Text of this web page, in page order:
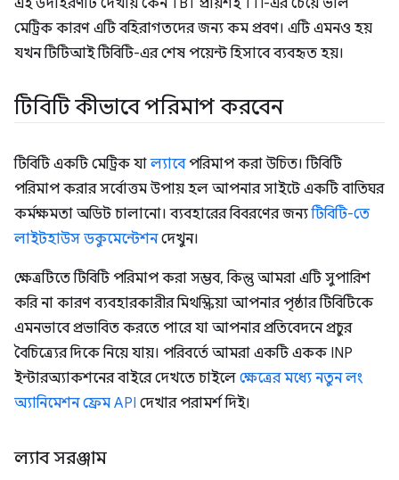
মেট্রিক কারণ এটি বহিরাগতদের জন্য কম প্রবণ। এটি এমনও হয়
যখন টিটিআই টিবিটি-এর শেষ পয়েন্ট হিসাবে ব্যবহৃত হয়।
টিবিটি কীভাবে পরিমাপ করবেন
টিবিটি একটি মেট্রিক যাল্যাবেপরিমাপ করা উচিত। টিবিটি
পরিমাপ করার সর্বোত্তম উপায় হল আপনার সাইটে একটি বাতিঘর
কর্মক্ষমতা অডিট চালানো। ব্যবহারের বিবরণের জন্যটিবিটি-তে
লাইটহাউস ডকুমেন্টেশনদেখুন।
ক্ষেত্রটিতে টিবিটি পরিমাপ করা সম্ভব, কিন্তু আমরা এটি সুপারিশ
করি না কারণ ব্যবহারকারীর মিথস্ক্রিয়া আপনার পৃষ্ঠার টিবিটিকে
এমনভাবে প্রভাবিত করতে পারে যা আপনার প্রতিবেদনে প্রচুর
বৈচিত্র্যের দিকে নিয়ে যায়। পরিবর্তে আমরা একটি একক INP
ইন্টারঅ্যাকশনের বাইরে দেখতে চাইলে ক্ষেত্রের মধ্যে নতুন লং
অ্যানিমেশন ফ্রেম API দেখার পরামর্শ দিই।
ল্যাব সরঞ্জাম